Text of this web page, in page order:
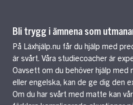
Bli trygg i ämnena som
På Läxhjälp.nu får du hjälp med
är svårt. Våra studiecoacher är
Oavsett om du behöver hjälp med
eller engelska, kan de ge dig den
Om du har svårt med matte kan